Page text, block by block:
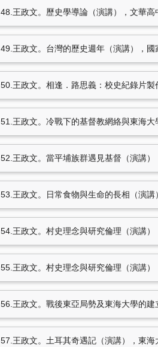
48.王政文。歷史學導論（演講），文華高
49.王政文。台灣的歷史週年（演講），
50.王政文。相逢．路思義：校史紀錄片
51.王政文。冷戰下的基督教網絡與東海
52.王政文。當平埔族群遇見基督（演講
53.王政文。日常食物與生命的長相（演
54.王政文。村史理念與研究倫理（演講
55.王政文。村史理念與研究倫理（演講
56.王政文。戰後東亞局勢及東海大學的
57.王政文。土耳其奇遇記（演講），東